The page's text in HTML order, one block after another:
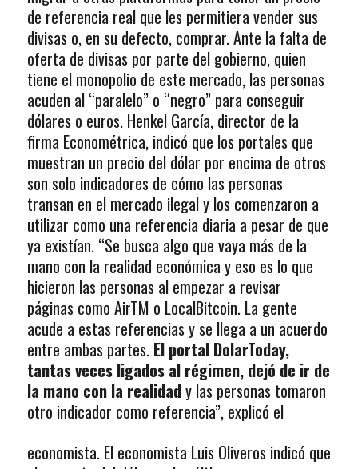
de referencia real que les permitiera vender sus
divisas o, en su defecto, comprar. Ante la falta de
oferta de divisas por parte del gobierno, quien
tiene el monopolio de este mercado, las personas
acuden al “paralelo” o “negro” para conseguir
dólares o euros. Henkel García, director de la
firma Econométrica, indicó que los portales que
muestran un precio del dólar por encima de otros
son solo indicadores de cómo las personas
transan en el mercado ilegal y los comenzaron a
utilizar como una referencia diaria a pesar de que
ya existían. “Se busca algo que vaya más de la
mano con la realidad económica y eso es lo que
hicieron las personas al empezar a revisar
páginas como AirTM o LocalBitcoin. La gente
acude a estas referencias y se llega a un acuerdo
entre ambas partes. El portal DolarToday,
tantas veces ligados al régimen, dejó de ir de
la mano con la realidady las personas tomaron
otro indicador como referencia”, explicó el
economista. El economista Luis Oliveros indicó que